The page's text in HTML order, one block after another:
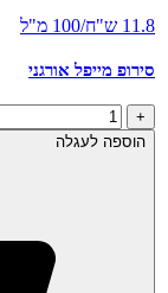
11.8 ש"ח/100 מ"ל
סירופ מייפל אורגני
+
כמות
של
הוספה לעגלה